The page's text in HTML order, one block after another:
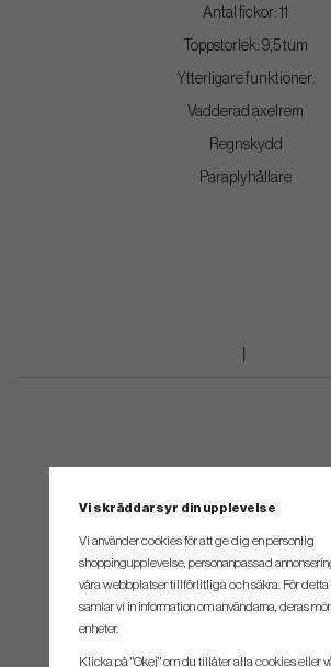
Antal fickor: 11
Toppstorlek: 9,5 tum
Ytterligare funktioner:
Vadderad axelrem
Regnskydd
Paraplyhållare
Vi skräddarsyr din upplevelse
Vi använder cookies för att ge dig en personlig
shoppingupplevelse, personanpassad
våra webbplatser tillförlitliga och säkra. För detta
samlar vi in information om användarna, deras
enheter.
Klicka på "Okej" om du tillåter alla cookies eller